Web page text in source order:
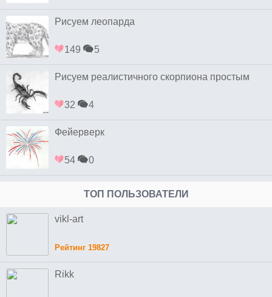
Рисуем леопарда
149 5
Рисуем реалистичного скорпиона простым
32 4
Фейерверк
54 0
ТОП ПОЛЬЗОВАТЕЛИ
vikl-art
Рейтинг 19827
Rikk